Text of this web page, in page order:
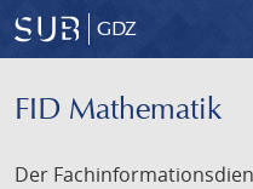
GDZ
FID Mathematik
Der